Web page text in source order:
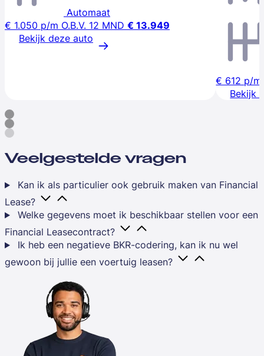
Automaat
€ 1.050 p/m O.B.V. 12 MND € 13.949
Bekijk deze auto
€ 612 p/m
Bekijk
Veelgestelde vragen
Kan ik als particulier ook gebruik maken van Financial
Lease?
Welke gegevens moet ik beschikbaar stellen voor een
Financial Leasecontract?
Ik heb een negatieve BKR-codering, kan ik nu wel
gewoon bij jullie een voertuig leasen?